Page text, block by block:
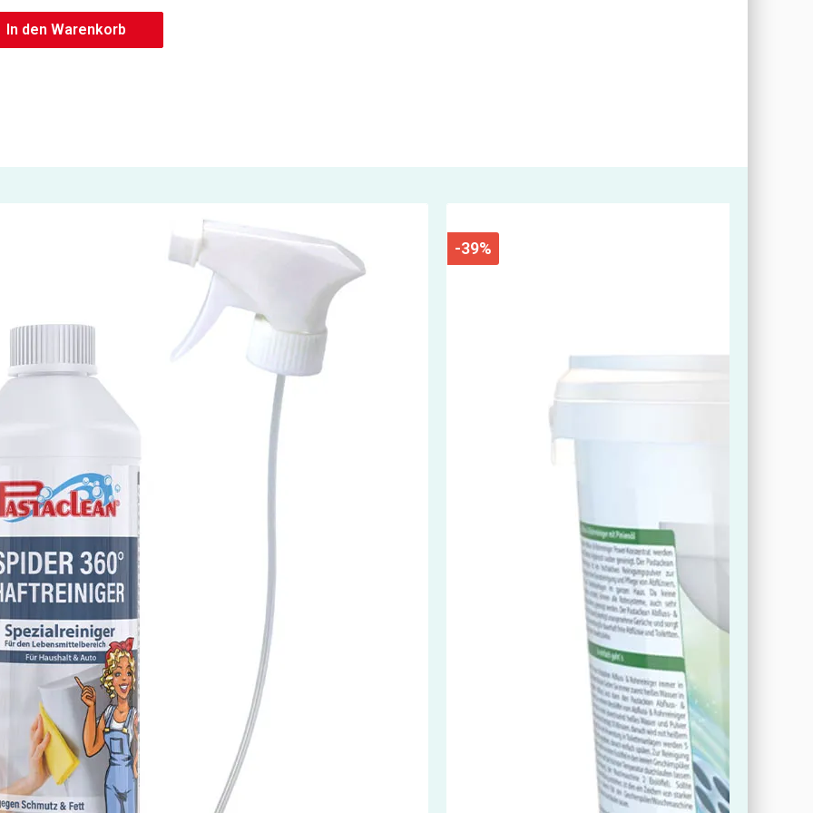
Micro Magic
Maxi,
werden soll, mit diesem
Wischbezug Set treffen
Sie immer die richtige
Wahl. Alle Pastaclean
Bodenmopps sind robust,
langlebig und
strapazierfähig, sind stabil
mit Einlage gearbeitet,
damit der Mopp beim
Wischen gut auf dem
erleichtern das Reinigen
des Bodens enorm.Die
Pastaclean Micro Magic
Bodenmopps können mit
allen handelsüblichen
Reinigungsmitteln
verwendet werden. Parkett
In den Warenkorb
-39%